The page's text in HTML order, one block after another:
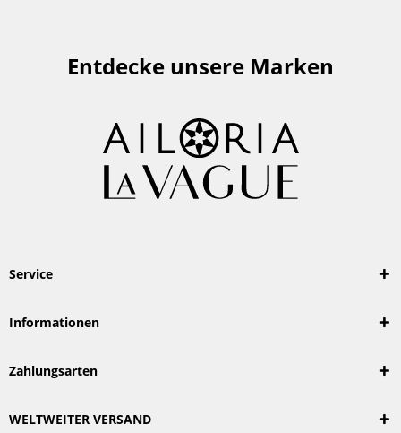
Entdecke unsere Marken
Service
Informationen
Zahlungsarten
WELTWEITER VERSAND